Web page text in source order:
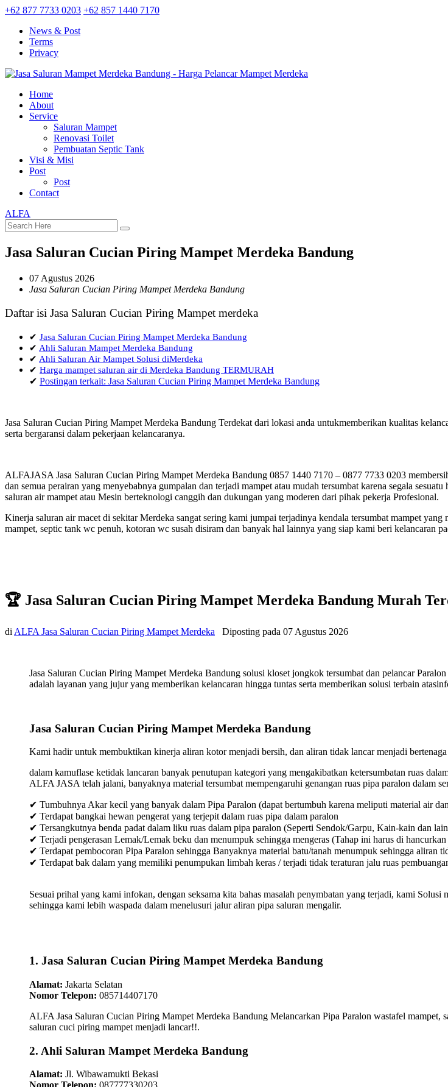
+62 877 7733 0203 +62 857 1440 7170
News & Post
Terms
Privacy
Home
About
Service
Saluran Mampet
Renovasi Toilet
Pembuatan Septic Tank
Visi & Misi
Post
Post
Contact
ALFA
Jasa Saluran Cucian Piring Mampet Merdeka Bandung
07 Agustus 2026
Jasa Saluran Cucian Piring Mampet Merdeka Bandung
Daftar isi Jasa Saluran Cucian Piring Mampet merdeka
✔ Jasa Saluran Cucian Piring Mampet Merdeka Bandung
✔ Ahli Saluran Mampet Merdeka Bandung
✔ Ahli Saluran Air Mampet Solusi diMerdeka
✔ Harga mampet saluran air di Merdeka Bandung TERMURAH
✔ Postingan terkait: Jasa Saluran Cucian Piring Mampet Merdeka Bandung
Jasa Saluran Cucian Piring Mampet Merdeka Bandung Terdekat dari lokasi anda untukmemberikan kualitas
serta bergaransi dalam pekerjaan kelancaranya.
ALFAJASA Jasa Saluran Cucian Piring Mampet Merdeka Bandung 0857 1440 7170 – 0877 7733 0203
dan semua perairan yang menyebabnya gumpalan dan terjadi mampet atau mudah tersumbat karena segala
saluran air mampet atau Mesin berteknologi canggih dan dukungan yang moderen dari pihak pekerja Profesional.
Kinerja saluran air macet di sekitar Merdeka sangat sering kami jumpai terjadinya kendala tersumbat mampet
mampet, septic tank wc penuh, kotoran wc susah disiram dan banyak hal lainnya yang siap kami beri kelancaran
🏆 Jasa Saluran Cucian Piring Mampet Merdeka Bandung Murah
di ALFA Jasa Saluran Cucian Piring Mampet Merdeka Diposting pada 07 Agustus 2026
Jasa Saluran Cucian Piring Mampet Merdeka Bandung solusi kloset jongkok tersumbat dan pelancar
adalah layanan yang jujur yang memberikan kelancaran hingga tuntas serta memberikan solusi terbain
Jasa Saluran Cucian Piring Mampet Merdeka Bandung
Kami hadir untuk membuktikan kinerja aliran kotor menjadi bersih, dan aliran tidak lancar menjadi bertenaga
dalam kamuflase ketidak lancaran banyak penutupan kategori yang mengakibatkan ketersumbatan ruas
ALFA JASA telah jalani, banyaknya material tersumbat mempengaruhi genangan ruas pipa paralon dalam
✔ Tumbuhnya Akar kecil yang banyak dalam Pipa Paralon (dapat bertumbuh karena meliputi material air
✔ Terdapat bangkai hewan pengerat yang terjepit dalam ruas pipa dalam paralon
✔ Tersangkutnya benda padat dalam liku ruas dalam pipa paralon (Seperti Sendok/Garpu, Kain-kain dan
✔ Terjadi pengerasan Lemak/Lemak beku dan menumpuk sehingga mengeras (Tahap ini harus di
✔ Terdapat pembocoran Pipa Paralon sehingga Banyaknya material batu/tanah menumpuk sehingga aliran
✔ Terdapat bak dalam yang memiliki penumpukan limbah keras / terjadi tidak teraturan jalu ruas
Sesuai prihal yang kami infokan, dengan seksama kita bahas masalah penymbatan yang terjadi, kami
sehingga kami lebih waspada dalam menelusuri jalur aliran pipa saluran mengalir.
1. Jasa Saluran Cucian Piring Mampet Merdeka Bandung
Alamat: Jakarta Selatan
Nomor Telepon: 085714407170
ALFA Jasa Saluran Cucian Piring Mampet Merdeka Bandung Melancarkan Pipa Paralon wastafel
saluran cuci piring mampet menjadi lancar!!.
2. Ahli Saluran Mampet Merdeka Bandung
Alamat: Jl. Wibawamukti Bekasi